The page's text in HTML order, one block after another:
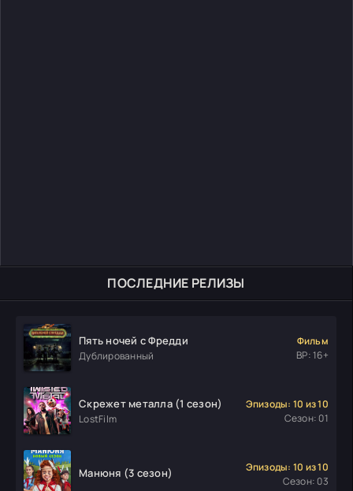
ПОСЛЕДНИЕ РЕЛИЗЫ
Пять ночей с Фредди
Дублированный
Фильм
ВР: 16+
Скрежет металла (1 сезон)
LostFilm
Эпизоды: 10 из 10
Сезон: 01
Манюня (3 сезон)
Эпизоды: 10 из 10
Сезон: 03